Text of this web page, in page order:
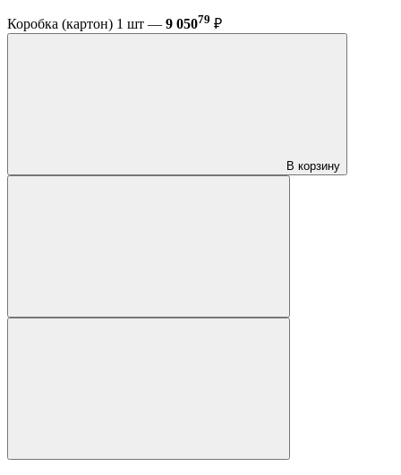
Коробка (картон) 1 шт — 9 05079 ₽
В корзину